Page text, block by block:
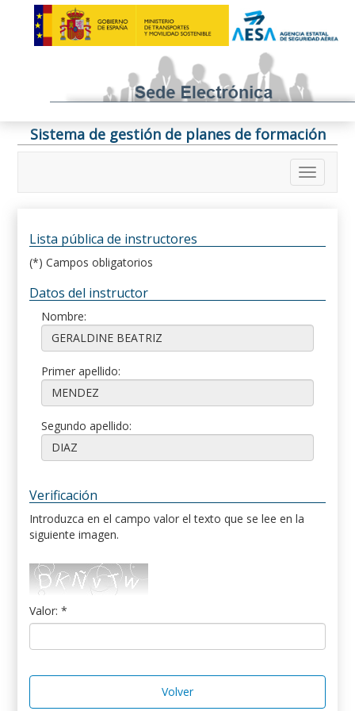
Sistema de gestión de planes de formación
Lista pública de instructores
(*) Campos obligatorios
Datos del instructor
Nombre:
Primer apellido:
Segundo apellido:
Verificación
Introduzca en el campo valor el texto que se lee en la
siguiente imagen.
Valor: *
Volver